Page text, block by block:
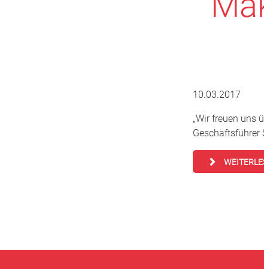
10.03.2017
„Wir freuen uns
Geschäftsführer